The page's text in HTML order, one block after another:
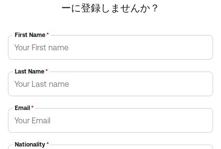
ーに登録しませんか？
First Name*
Last Name*
Email *
Nationality*